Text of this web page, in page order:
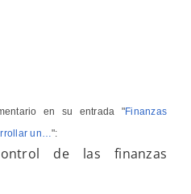
en su entrada "Finanzas
un…":
de las finanzas